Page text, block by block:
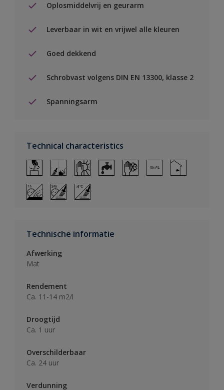
Oplosmiddelvrij en geurarm
Leverbaar in wit en vrijwel alle kleuren
Goed dekkend
Schrobvast volgens DIN EN 13300, klasse 2
Spanningsarm
Technical characteristics
Technische informatie
Afwerking
Mat
Rendement
Ca. 11-14 m2/l
Droogtijd
Ca. 1 uur
Overschilderbaar
Ca. 24 uur
Verdunning